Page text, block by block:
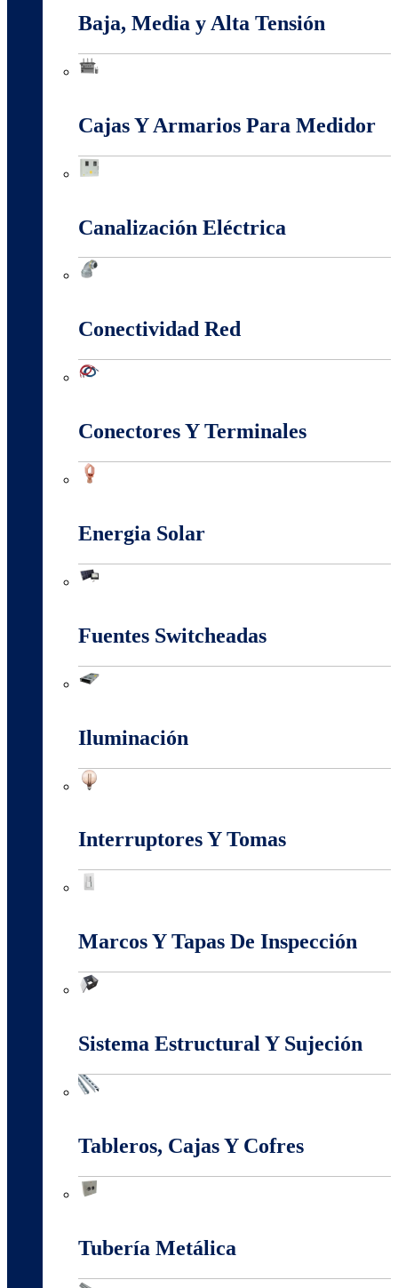
Baja, Media y Alta Tensión
Cajas Y Armarios Para Medidor
Canalización Eléctrica
Conectividad Red
Conectores Y Terminales
Energia Solar
Fuentes Switcheadas
Iluminación
Interruptores Y Tomas
Marcos Y Tapas De Inspección
Sistema Estructural Y Sujeción
Tableros, Cajas Y Cofres
Tubería Metálica